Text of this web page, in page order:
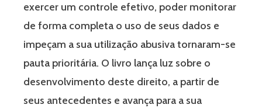
exercer um controle efetivo, poder monitorar
de forma completa o uso de seus dados e
impeçam a sua utilização abusiva tornaram-se
pauta prioritária. O livro lança luz sobre o
desenvolvimento deste direito, a partir de
seus antecedentes e avança para a sua